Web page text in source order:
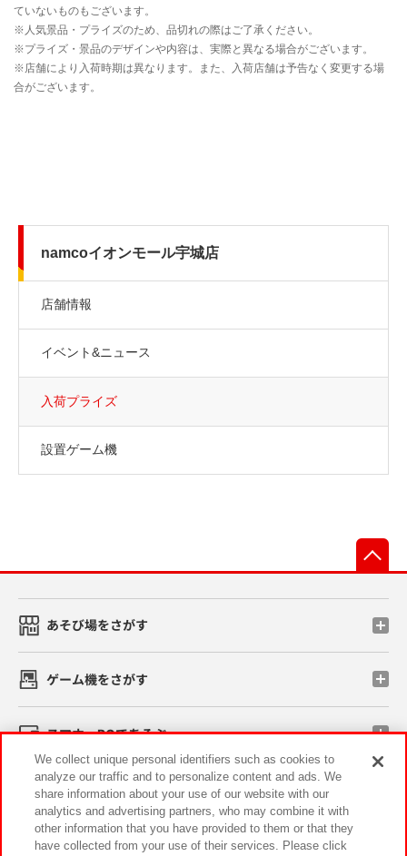
namcoイオンモール宇城店
店舗情報
イベント&ニュース
入荷プライズ
設置ゲーム機
あそび場をさがす
ゲーム機をさがす
スマホ・PCであそぶ
イベント・キャンペーン
We collect unique personal identifiers such as cookies to
analyze our traffic and to personalize content and ads. We
share information about your use of our website with our
analytics and advertising partners, who may combine it with
other information that you have provided to them or that they
have collected from your use of their services. Please click